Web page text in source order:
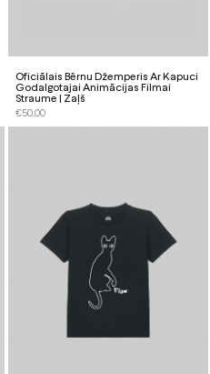
Oficiālais Bērnu Džemperis Ar Kapuci
Godalgotajai Animācijas Filmai
Straume | Zaļš
€50.00